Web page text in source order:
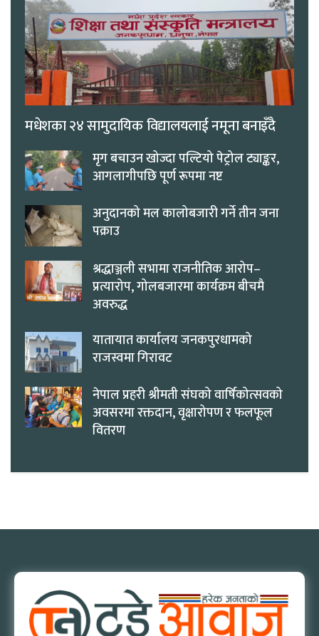
मधेशका २४ सामुदायिक विद्यालयलाई नमूना बनाइँदै
मृग बचाउन खोज्दा पल्टियो पेट्रोल ट्याङ्कर,
आगलागीपछि पूर्ण रूपमा नष्ट
अनुदानको मल कालोबजारी गर्ने तीन जना
पक्राउ
श्रद्धाञ्जली सभामा राजनीतिक आरोप–
प्रत्यारोप, गोलबजारमा कार्यक्रम बीचमै
अवरुद्ध
यातायात कार्यालय जनकपुरधामको
राजस्वमा गिरावट
नेपाल प्रहरी श्रीमती संघको वार्षिकोत्सवको
अवसरमा रक्तदान, वृक्षारोपण र फलफूल
वितरण